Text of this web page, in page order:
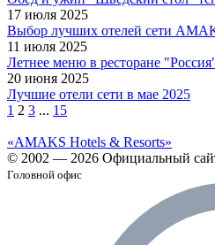
17 июля 2025
Выбор лучших отелей сети
11 июля 2025
Летнее меню в ресторане
20 июня 2025
Лучшие отели сети в мае 2025
1 2 3 ... 15
«AMAKS Hotels & Resorts»
© 2002 — 2026 Официальный
Головной офис